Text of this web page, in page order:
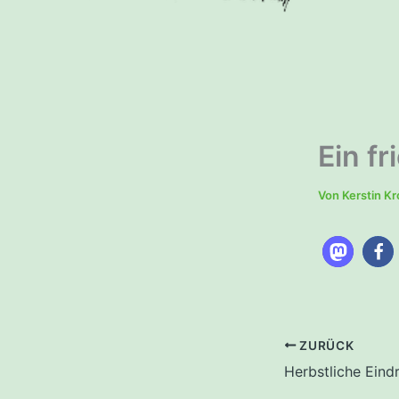
Ein
Von Kerstin
ZURÜCK